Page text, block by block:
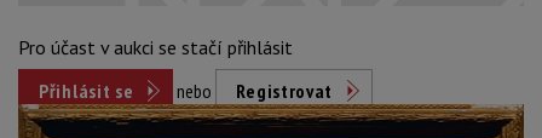
Pro účast v aukci se stačí přihlásit
Přihlásit se
nebo Registrovat